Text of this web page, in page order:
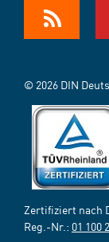
© 2026 DIN
Zertifiziert nach
Reg.-Nr.: 01 100